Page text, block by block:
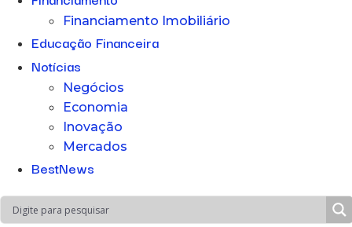
Financiamento Imobiliário
Educação Financeira
Notícias
Negócios
Economia
Inovação
Mercados
BestNews